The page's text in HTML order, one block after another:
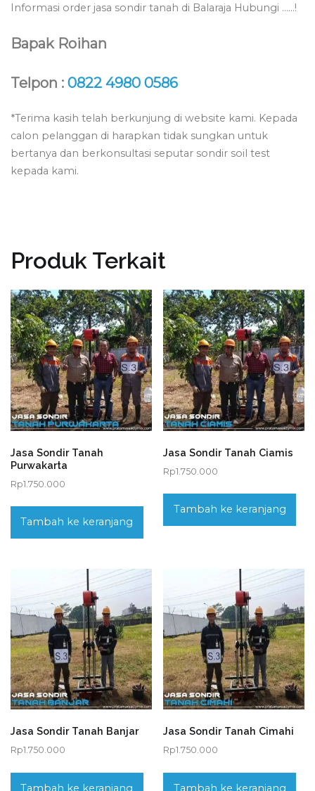
Informasi order jasa sondir tanah di Balaraja Hubungi ……!
Bapak Roihan
Telpon : 0822 4980 0586
*Terima kasih telah berkunjung di website kami. Kepada
calon pelanggan di harapkan tidak sungkan untuk
bertanya dan berkonsultasi seputar sondir soil test
kepada kami.
Produk Terkait
Jasa Sondir Tanah
Purwakarta
Rp1.750.000
Tambah ke keranjang
Jasa Sondir Tanah Ciamis
Rp1.750.000
Tambah ke keranjang
Jasa Sondir Tanah Banjar
Rp1.750.000
Tambah ke keranjang
Jasa Sondir Tanah Cimahi
Rp1.750.000
Tambah ke keranjang